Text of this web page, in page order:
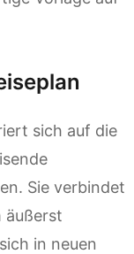
sich auf die
Sie verbindet
äußerst
in neuen